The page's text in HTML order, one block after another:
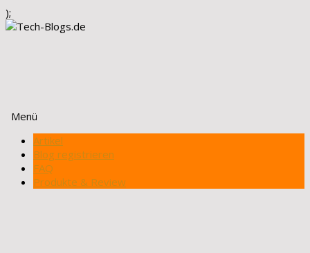
);
Menü
Zum
Inhalt
springen
Artikel
Blog registrieren
FAQ
Produkte & Review